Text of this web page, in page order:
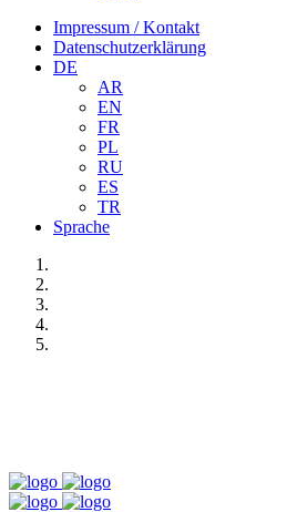
Impressum / Kontakt
Datenschutzerklärung
DE
AR
EN
FR
PL
RU
ES
TR
Sprache